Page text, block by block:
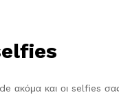
ακόμα και οι selfies